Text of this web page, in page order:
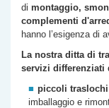
di montaggio,
complementi
hanno l’esigenza di
La nostra ditta di
servizi differenziati
piccoli traslochi
imballaggio e